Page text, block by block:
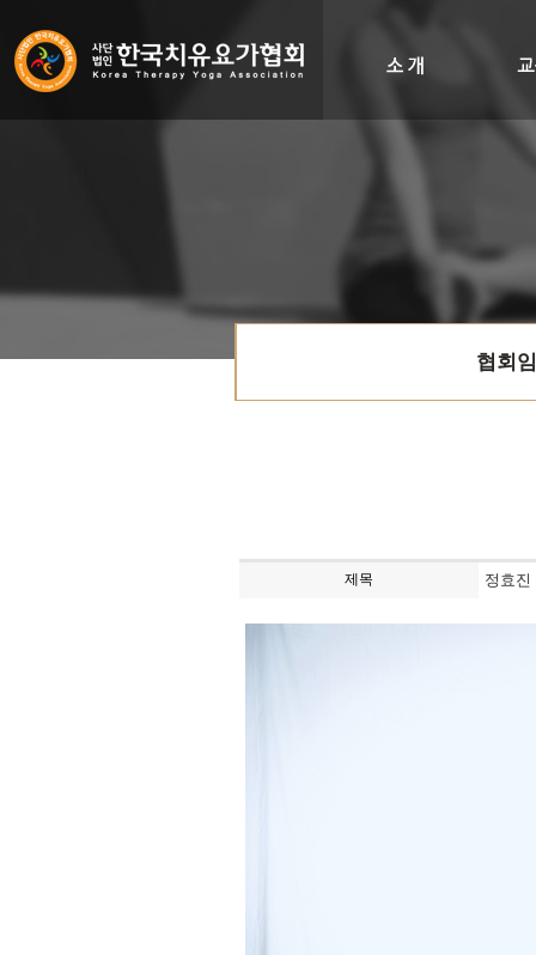
협회
제목 정효진